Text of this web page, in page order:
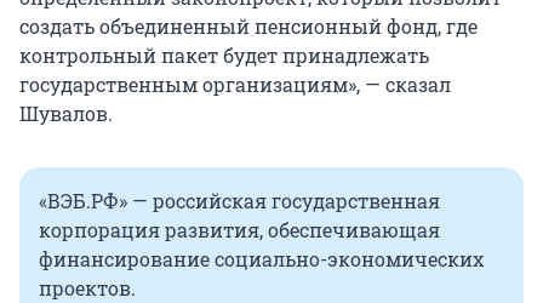
создать объединенный пенсионный фонд, где
контрольный пакет будет принадлежать
государственным организациям», — сказал
Шувалов.
«ВЭБ.РФ» — российская государственная
корпорация развития, обеспечивающая
финансирование социально-экономических
проектов.